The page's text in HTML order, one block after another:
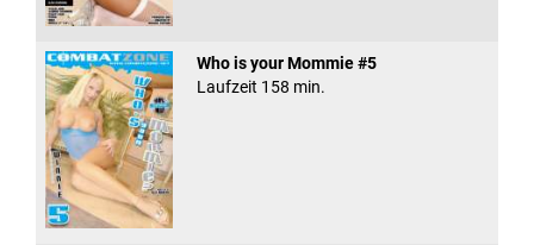
Who is your Mommie #5
Laufzeit 158 min.